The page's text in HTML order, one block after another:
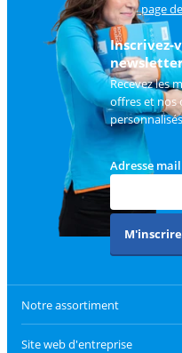
surla page
client.
Inscrivez-
Recevez les
offres et nos
Adresse mail
M'inscrire
Notre assortiment
Site web d'entreprise